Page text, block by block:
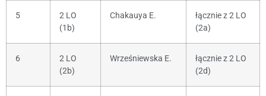
5
2 LO
(1b)
Chakauya E.
łącznie z 2 LO
(2a)
6
2 LO
(2b)
Wrześniewska E.
łącznie z 2 LO
(2d)